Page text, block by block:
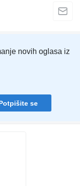
novih oglasa iz
se